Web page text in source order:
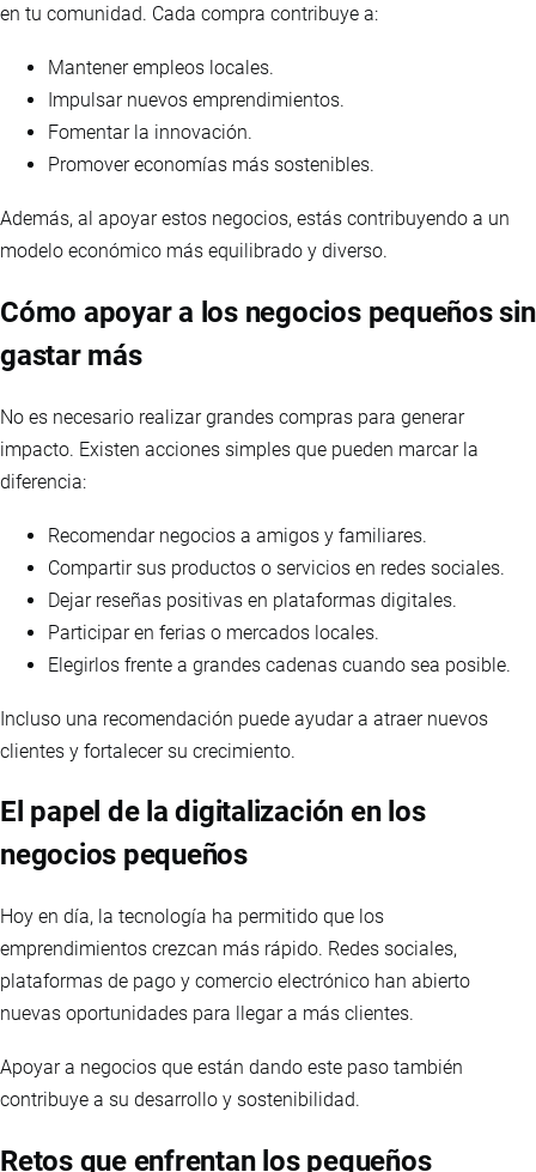
en tu comunidad. Cada compra contribuye a:
Mantener empleos locales.
Impulsar nuevos emprendimientos.
Fomentar la innovación.
Promover economías más sostenibles.
Además, al apoyar estos negocios, estás contribuyendo a un
modelo económico más equilibrado y diverso.
Cómo apoyar a los negocios pequeños sin
gastar más
No es necesario realizar grandes compras para generar
impacto. Existen acciones simples que pueden marcar la
diferencia:
Recomendar negocios a amigos y familiares.
Compartir sus productos o servicios en redes sociales.
Dejar reseñas positivas en plataformas digitales.
Participar en ferias o mercados locales.
Elegirlos frente a grandes cadenas cuando sea posible.
Incluso una recomendación puede ayudar a atraer nuevos
clientes y fortalecer su crecimiento.
El papel de la digitalización en los
negocios pequeños
Hoy en día, la tecnología ha permitido que los
emprendimientos crezcan más rápido. Redes sociales,
plataformas de pago y comercio electrónico han abierto
nuevas oportunidades para llegar a más clientes.
Apoyar a negocios que están dando este paso también
contribuye a su desarrollo y sostenibilidad.
Retos que enfrentan los pequeños